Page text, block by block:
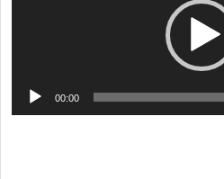
00:00